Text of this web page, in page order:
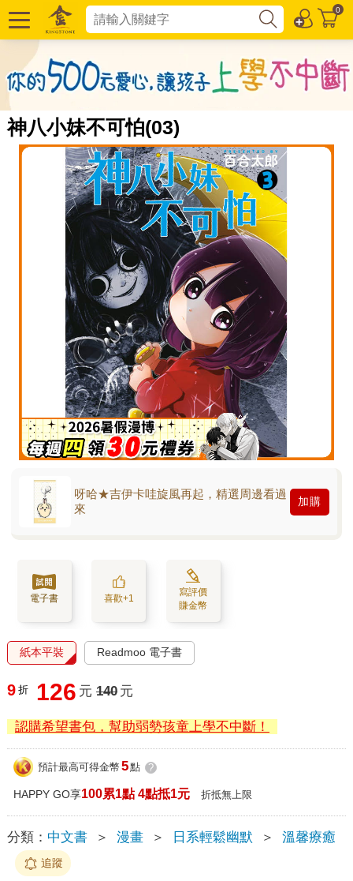
0
神八小妹不可怕(03)
呀哈★吉伊卡哇旋風再起，精選周邊看過
來
加購
電子書 喜歡+1
寫評價
賺金幣
紙本平裝 Readmoo 電子書
9 折 126 元 140 元
認購希望書包，幫助弱勢孩童上學不中斷！
預計最高可得金幣 5點 ?
HAPPY GO享100累1點 4點抵1元 折抵無上限
分類： 中文書 ＞ 漫畫 ＞ 日系輕鬆幽默 ＞ 溫馨療癒
追蹤